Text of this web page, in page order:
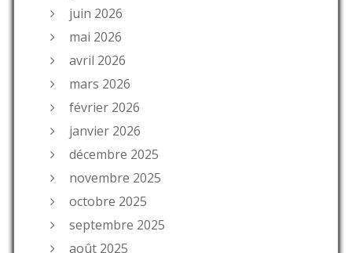
juin 2026
mai 2026
avril 2026
mars 2026
février 2026
janvier 2026
décembre 2025
novembre 2025
octobre 2025
septembre 2025
août 2025